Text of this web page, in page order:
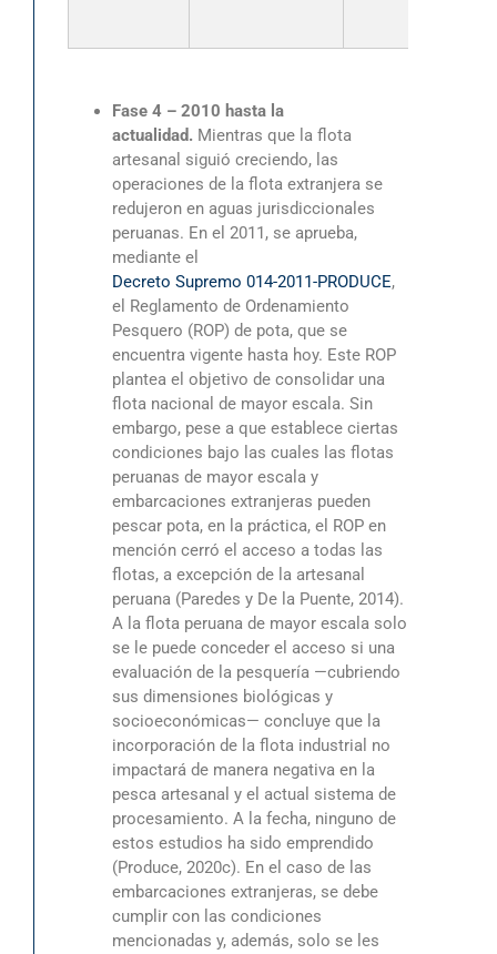
Fase 4 – 2010 hasta la
actualidad.Mientras que la flota
artesanal siguió creciendo, las
operaciones de la flota extranjera se
redujeron en aguas jurisdiccionales
peruanas. En el 2011, se aprueba,
mediante el
Decreto Supremo 014-2011-PRODUCE,
el Reglamento de Ordenamiento
Pesquero (ROP) de pota, que se
encuentra vigente hasta hoy. Este ROP
plantea el objetivo de consolidar una
flota nacional de mayor escala. Sin
embargo, pese a que establece ciertas
condiciones bajo las cuales las flotas
peruanas de mayor escala y
embarcaciones extranjeras pueden
pescar pota, en la práctica, el ROP en
mención cerró el acceso a todas las
flotas, a excepción de la artesanal
peruana (Paredes y De la Puente, 2014).
A la flota peruana de mayor escala solo
se le puede conceder el acceso si una
evaluación de la pesquería —cubriendo
sus dimensiones biológicas y
socioeconómicas— concluye que la
incorporación de la flota industrial no
impactará de manera negativa en la
pesca artesanal y el actual sistema de
procesamiento. A la fecha, ninguno de
estos estudios ha sido emprendido
(Produce, 2020c). En el caso de las
embarcaciones extranjeras, se debe
cumplir con las condiciones
mencionadas y, además, solo se les